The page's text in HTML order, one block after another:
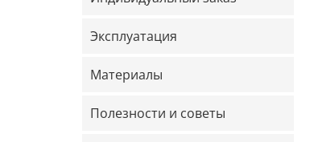
Эксплуатация
Материалы
Полезности и советы